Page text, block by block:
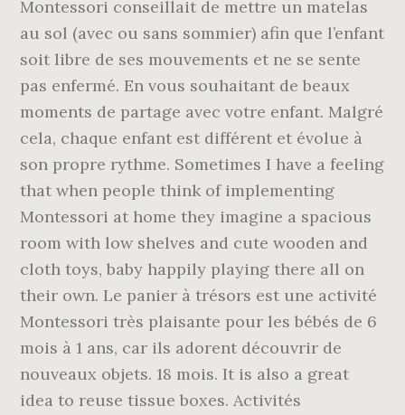
Montessori conseillait de mettre un matelas
au sol (avec ou sans sommier) afin que l’enfant
soit libre de ses mouvements et ne se sente
pas enfermé. En vous souhaitant de beaux
moments de partage avec votre enfant. Malgré
cela, chaque enfant est différent et évolue à
son propre rythme. Sometimes I have a feeling
that when people think of implementing
Montessori at home they imagine a spacious
room with low shelves and cute wooden and
cloth toys, baby happily playing there all on
their own. Le panier à trésors est une activité
Montessori très plaisante pour les bébés de 6
mois à 1 ans, car ils adorent découvrir de
nouveaux objets. 18 mois. It is also a great
idea to reuse tissue boxes. Activités